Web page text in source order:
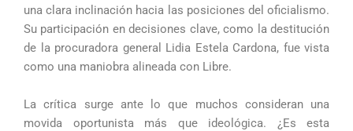
una clara inclinación hacia las posiciones del oficialismo.
Su participación en decisiones clave, como la destitución
de la procuradora general Lidia Estela Cardona, fue vista
como una maniobra alineada con Libre.
La crítica surge ante lo que muchos consideran una
movida oportunista más que ideológica. ¿Es esta